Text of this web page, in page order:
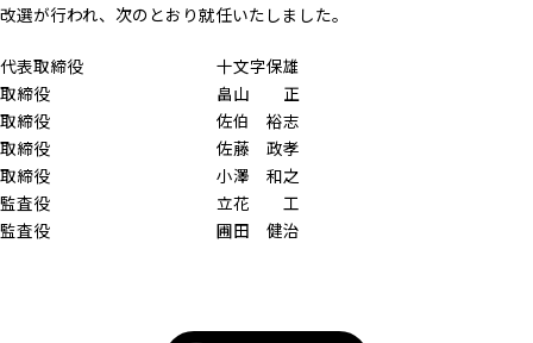
改選が行われ、次のとおり就任いたしました。
代表取締役 十文字保雄
取締役 畠山 正
取締役 佐伯 裕志
取締役 佐藤 政孝
取締役 小澤 和之
監査役 立花 工
監査役 圃田 健治